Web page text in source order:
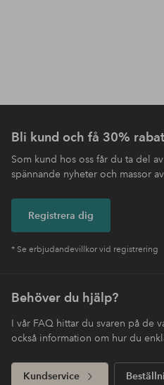
Bli kund och få 30%
Som kund hos oss får du ta del
spännande nyheter och massor
Registrera dig
* Se erbjudandevillkor vid registrering
Behöver du hjälp?
I vår FAQ hittar du svaren på de
också information om hur du
Kundservice